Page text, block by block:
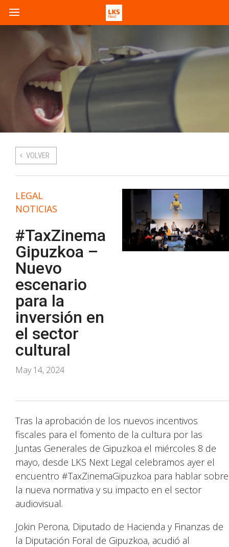
VOLVER
LEGAL
NOTICIAS
#TaxZinema
Gipuzkoa –
Nuevo
escenario
para la
inversión en
el sector
cultural
May 14, 2024
Tras la aprobación de los nuevos incentivos
fiscales para el fomento de la cultura por las
Juntas Generales de Gipuzkoa el miércoles 8 de
mayo, desde LKS Next Legal celebramos ayer el
encuentro #TaxZinemaGipuzkoa para hablar sobre
la nueva normativa y su impacto en el sector
audiovisual.
Jokin Perona, Diputado de Hacienda y Finanzas de
la Diputación Foral de Gipuzkoa, acudió al